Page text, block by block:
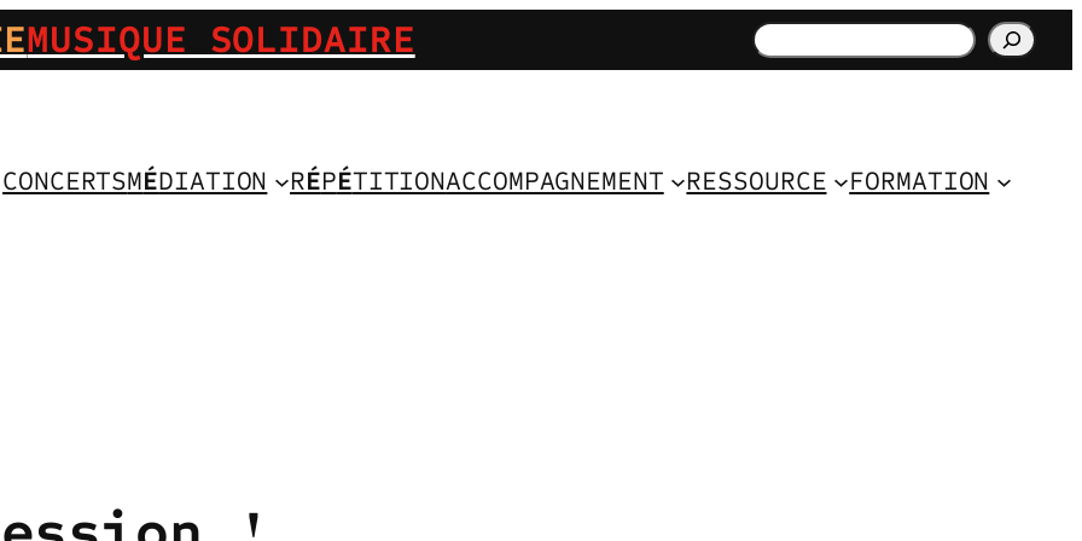
MUSIQUE SOLIDAIRE Rechercher
CONCERTSMÉDIATION RÉPÉTITIONACCOMPAGNEMENT RESSOURCE FORMATION